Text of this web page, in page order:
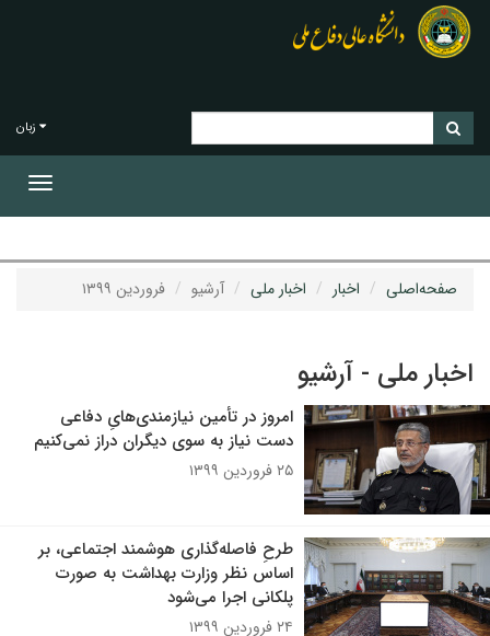
زبان
صفحه‌اصلی اخبار اخبار ملی آرشیو فروردین ۱۳۹۹
اخبار ملی - آرشیو
امروز در تأمین نیازمندی‌هایِ دفاعی
دست نیاز به سوی دیگران دراز نمی‌کنیم
۲۵ فروردین ۱۳۹۹
طرحِ فاصله‌گذاری هوشمند اجتماعی، بر
اساس نظر وزارت بهداشت به صورت
پلکانی اجرا می‌شود
۲۴ فروردین ۱۳۹۹